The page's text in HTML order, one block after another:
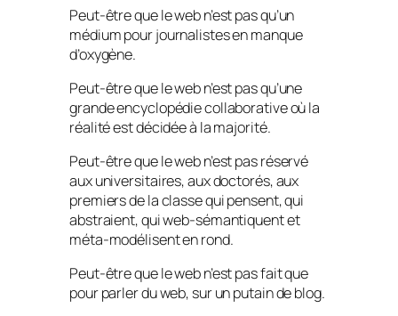
Peut-être que le web n’est pas qu’un
médium pour journalistes en manque
d’oxygène.
Peut-être que le web n’est pas qu’une
grande encyclopédie collaborative où la
réalité est décidée à la majorité.
Peut-être que le web n’est pas réservé
aux universitaires, aux doctorés, aux
premiers de la classe qui pensent, qui
abstraient, qui web-sémantiquent et
méta-modélisent en rond.
Peut-être que le web n’est pas fait que
pour parler du web, sur un putain de blog.